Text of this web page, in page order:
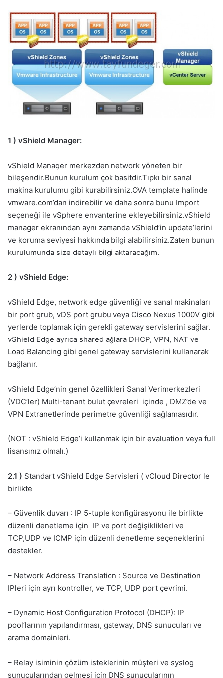
1 ) vShield Manager:
vShield Manager merkezden network yöneten bir
bileşendir.Bunun kurulum çok basitdir.Tıpkı bir sanal
makina kurulumu gibi kurabilirsiniz.OVA template halinde
vmware.com’dan indirebilir ve daha sonra bunu Import
seçeneği ile vSphere envanterine ekleyebilirsiniz.vShield
manager ekranından aynı zamanda vShield’in update’lerini
ve koruma seviyesi hakkında bilgi alabilirsiniz.Zaten bunun
kurulumunda size detaylı bilgi aktaracağım.
2 ) vShield Edge:
vShield Edge, network edge güvenliği ve sanal makinaları
bir port grub, vDS port grubu veya Cisco Nexus 1000V gibi
yerlerde toplamak için gerekli gateway servislerini sağlar.
vShield Edge ayrıca shared ağlara DHCP, VPN, NAT ve
Load Balancing gibi genel gateway servislerini kullanarak
bağlanır.
vShield Edge’nin genel özellikleri Sanal Verimerkezleri
(VDC’ler) Multi-tenant bulut çevreleri içinde , DMZ’de ve
VPN Extranetlerinde perimetre güvenliği sağlamasıdır.
(NOT : vShield Edge’i kullanmak için bir evaluation veya full
lisansınız olmalı.)
2.1 ) Standart vShield Edge Servisleri ( vCloud Director le
birlikte
– Güvenlik duvarı : IP 5-tuple konfigürasyonu ile birlikte
düzenli denetleme için IP ve port değişiklikleri ve
TCP,UDP ve ICMP için düzenli denetleme seçeneklerini
destekler.
– Network Address Translation : Source ve Destination
IPleri için ayrı kontroller, ve TCP, UDP port çevrimi.
– Dynamic Host Configuration Protocol (DHCP): IP
pool’larının yapılandırması, gateway, DNS sunucuları ve
arama domainleri.
– Relay isiminin çözüm isteklerinin müşteri ve syslog
sunucularından gelmesi için DNS sunucularının